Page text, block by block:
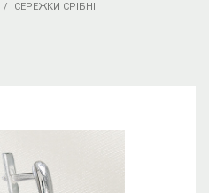
СЕРЕЖКИ СРІБНІ